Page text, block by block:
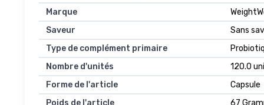
Marque
Saveur
Sans
Type de complément primaire
Nombre d'unités
120.0
Forme de l'article
Capsule
Poids de l'article
67